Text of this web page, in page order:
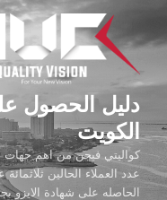
المحتوى
دليل الحصول
الكويت
كواليتي فيجن من اهم جهات
عدد العملاء الحالين
الحاصله على شهادة الايزو